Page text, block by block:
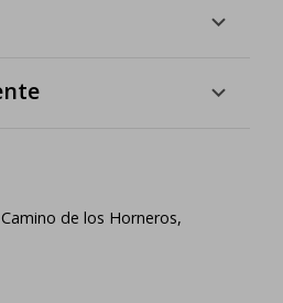
de los Horneros,